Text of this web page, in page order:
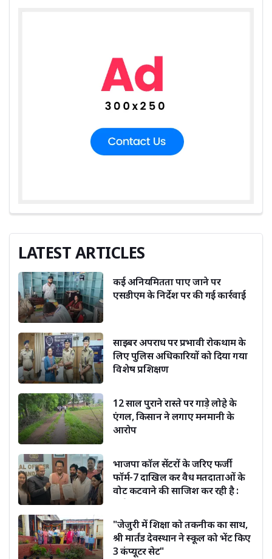
LATEST ARTICLES
कई अनियमितता पाए जाने पर
एसडीएम के निर्देश पर की गई कार्रवाई
साइबर अपराध पर प्रभावी रोकथाम के
लिए पुलिस अधिकारियों को दिया गया
विशेष प्रशिक्षण
12 साल पुराने रास्ते पर गाड़े लोहे के
एंगल, किसान ने लगाए मनमानी के
आरोप
भाजपा कॉल सेंटरों के जरिए फर्जी
फॉर्म-7 दाखिल कर वैध मतदाताओं के
वोट कटवाने की साजिश कर रही है :
"जेजुरी में शिक्षा को तकनीक का साथ,
श्री मार्तंड देवस्थान ने स्कूल को भेंट किए
3 कंप्यूटर सेट"